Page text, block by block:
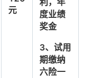
元
度业绩
奖金
3、 试用
期缴纳
六险一